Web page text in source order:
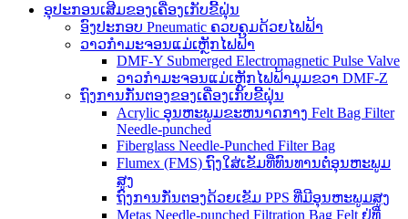
ອຸປະກອນເສີມຂອງເຄື່ອງເກັບຂີ້ຝຸ່ນ
ອົງປະກອບ Pneumatic ຄວບຄຸມດ້ວຍໄຟຟ້າ
ວາວກຳມະຈອນແມ່ເຫຼັກໄຟຟ້າ
DMF-Y Submerged Electromagnetic Pulse Valve
ວາວກຳມະຈອນແມ່ເຫຼັກໄຟຟ້າມຸມຂວາ DMF-Z
ຖົງການກັ່ນຕອງຂອງເຄື່ອງເກັບຂີ້ຝຸ່ນ
Acrylic ອຸນຫະພູມຂະຫນາດກາງ Felt Bag Filter
Needle-punched
Fiberglass Needle-Punched Filter Bag
Flumex (FMS) ຖົງໃສ່ເຂັມທີ່ທົນທານຕໍ່ອຸນຫະພູມ
ສູງ
ຖົງການກັ່ນຕອງດ້ວຍເຂັມ PPS ທີ່ມີອຸນຫະພູມສູງ
Metas Needle-punched Filtration Bag Felt ຢູ່ທີ່